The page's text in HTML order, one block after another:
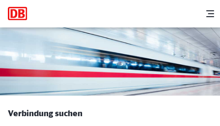
Hauptnavigation
Leipzig Hbf - Pforzheim Hbf
Verbindung suchen